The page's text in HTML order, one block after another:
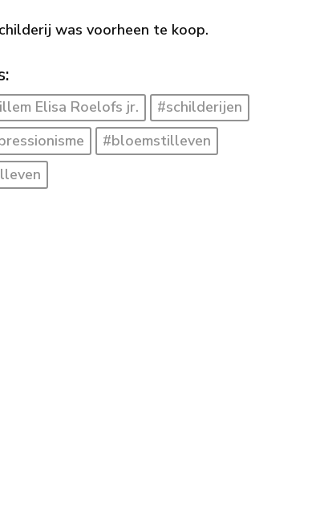
was voorheen te koop.
Elisa Roelofs jr.
#schilderijen
#bloemstilleven